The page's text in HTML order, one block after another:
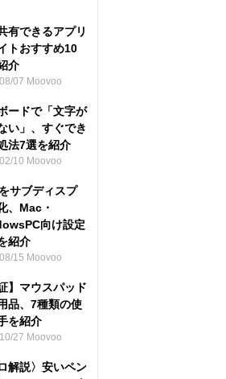
有できるアプリ
トおすすめ10
介
2025/08/07 Moovoo
ードで「文字が
い」、すぐでき
法7選を紹介
2025/02/10 Moovoo
サブディスプ
、Mac・
向け設定
紹介
2025/08/15 Moovoo
】マウスパッド
品、7種類の使
を紹介
2023/10/27 Moovoo
解説〉安いペン